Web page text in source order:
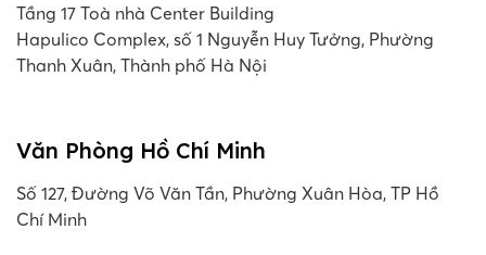
Tầng 17 Toà nhà Center Building
Hapulico Complex, số 1 Nguyễn Huy Tưởng, Phường
Thanh Xuân, Thành phố Hà Nội
Văn Phòng Hồ Chí Minh
Số 127, Đường Võ Văn Tần, Phường Xuân Hòa, TP Hồ
Chí Minh